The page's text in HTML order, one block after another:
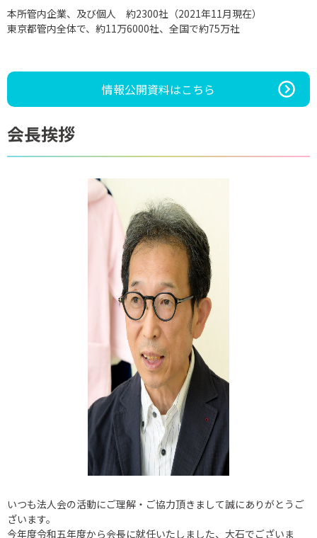
本所管内企業、及び個人 約2300社（2021年11月現在）
東京都管内全体で、約11万6000社、全国で約75万社
情報公開資料はこちら
会長挨拶
いつも法人会の活動にご理解・ご協力頂きまして誠にありがとうご
ざいます。
今年度令和五年度から会長に就任いたしました、大石でございま